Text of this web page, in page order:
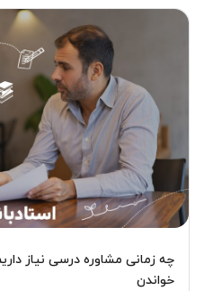
چه زمانی مشاوره درسی نیاز
خواندن